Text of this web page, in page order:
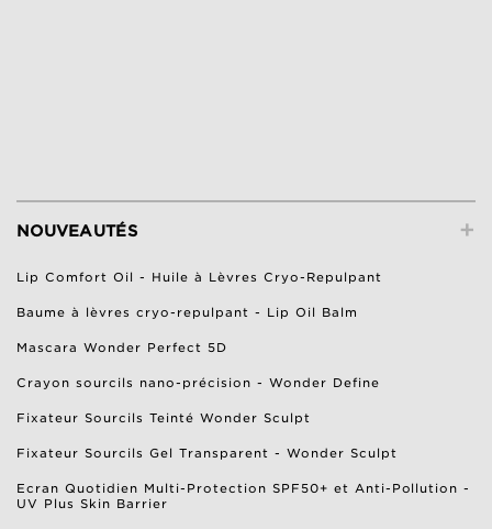
+
NOUVEAUTÉS
Lip Comfort Oil - Huile à Lèvres Cryo-Repulpant
Baume à lèvres cryo-repulpant - Lip Oil Balm
Mascara Wonder Perfect 5D
Crayon sourcils nano-précision - Wonder Define
Fixateur Sourcils Teinté Wonder Sculpt
Fixateur Sourcils Gel Transparent - Wonder Sculpt
Ecran Quotidien Multi-Protection SPF50+ et Anti-Pollution -
UV Plus Skin Barrier